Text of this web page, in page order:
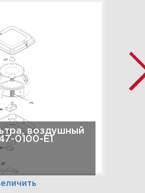
воздушный
0100-E1